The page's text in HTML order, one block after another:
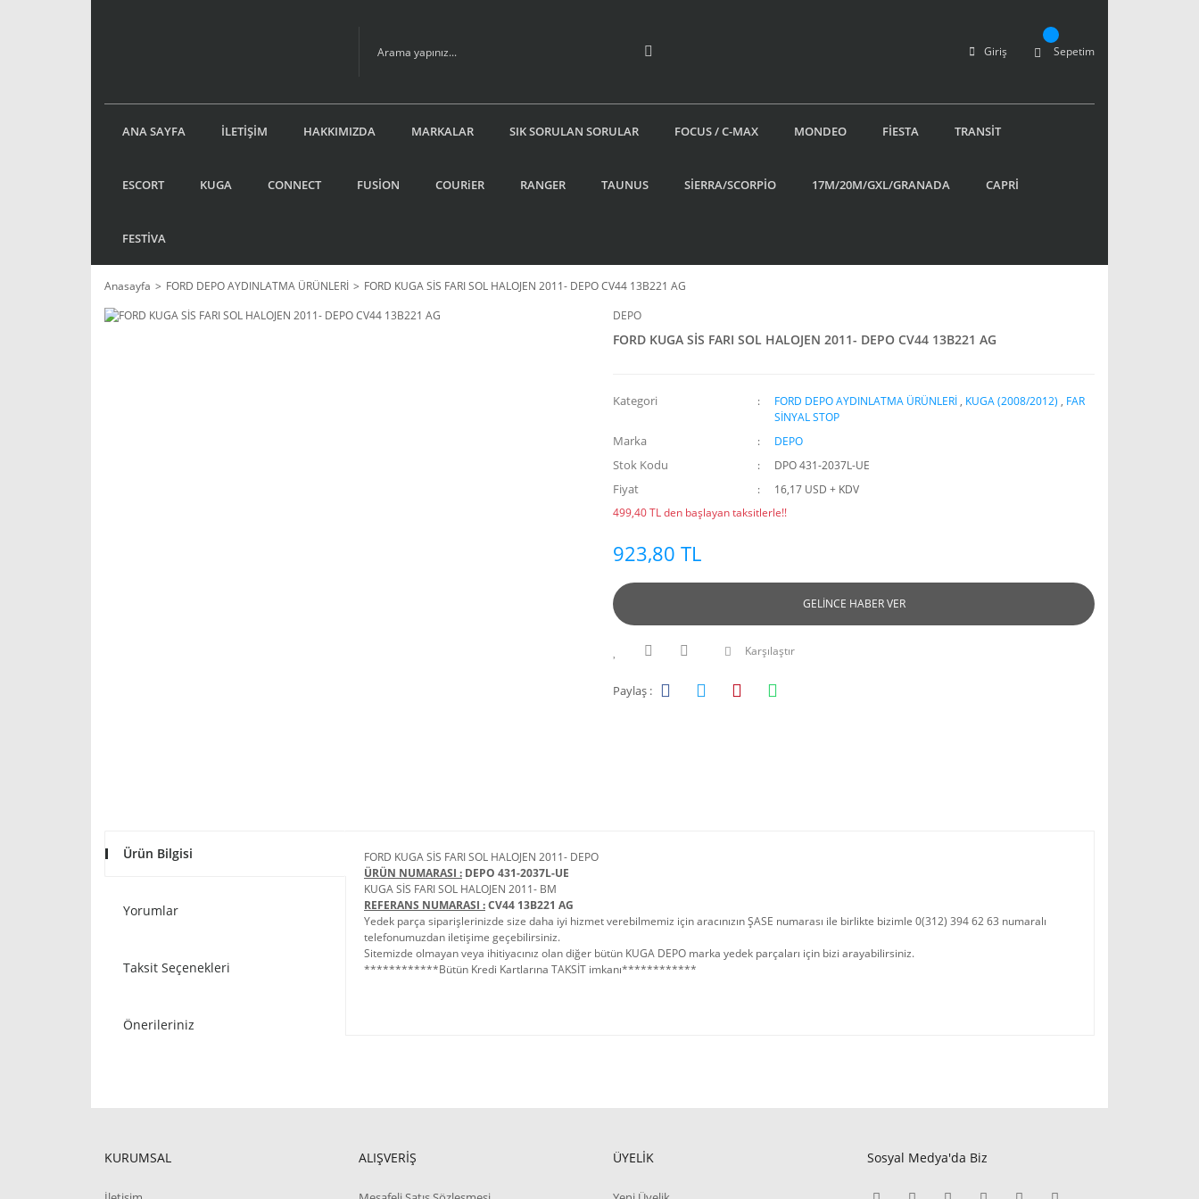
Giriş Sepetim
ANA SAYFA İLETİŞİM HAKKIMIZDA MARKALAR SIK SORULAN SORULAR FOCUS / C-MAX MONDEO FİESTA TRANSİT
ESCORT KUGA CONNECT FUSİON COURiER RANGER TAUNUS SİERRA/SCORPİO 17M/20M/GXL/GRANADA CAPRİ
FESTİVA
Anasayfa FORD DEPO AYDINLATMA ÜRÜNLERİ
FORD KUGA SİS FARI SOL HALOJEN 2011- DEPO CV44 13B221 AG
DEPO
FORD KUGA SİS FARI SOL HALOJEN 2011- DEPO CV44 13B221 AG
Kategori FORD DEPO AYDINLATMA ÜRÜNLERİ , KUGA (2008/2012) , FAR
SİNYAL STOP
Marka DEPO
Stok Kodu DPO 431-2037L-UE
Fiyat
16,17 USD + KDV
499,40 TL den başlayan taksitlerle!!
923,80 TL
GELİNCE HABER VER
Karşılaştır
Paylaş :
Ürün Bilgisi
Yorumlar
Taksit Seçenekleri
Önerileriniz
FORD KUGA SİS FARI SOL HALOJEN 2011- DEPO
ÜRÜN NUMARASI : DEPO 431-2037L-UE
KUGA SİS FARI SOL HALOJEN 2011- BM
REFERANS NUMARASI :CV44 13B221 AG
Yedek parça siparişlerinizde size daha iyi hizmet verebilmemiz için aracınızın ŞASE numarası ile birlikte bizimle 0(312) 394 62 63 numaralı
telefonumuzdan iletişime geçebilirsiniz.
Sitemizde olmayan veya ihitiyacınız olan diğer bütün KUGA DEPO marka yedek parçaları için bizi arayabilirsiniz.
************Bütün Kredi Kartlarına TAKSİT imkanı************
KURUMSAL ALIŞVERİŞ ÜYELİK Sosyal Medya'da Biz